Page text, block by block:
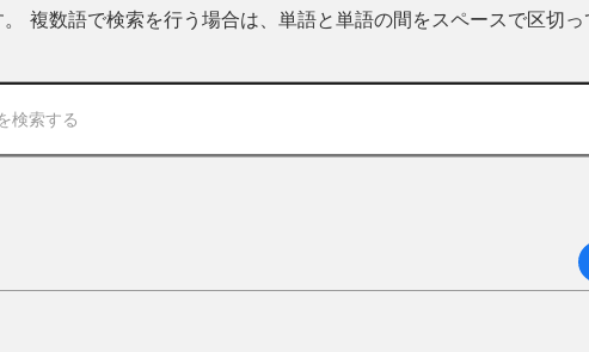
複数語で検索を行う場合は、単語と単語の間をスペースで区切っ